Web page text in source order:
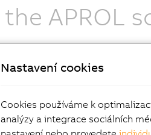
the APROL
catalog?
Solutions for optimized
Nastavení cookies
Cookies používáme k
analýzy a integrace sociálních